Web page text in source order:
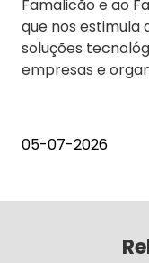
Famalicão e ao
que nos estimula
soluções
empresas e
05-07-2026